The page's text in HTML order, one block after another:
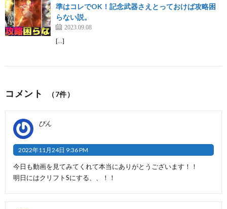
準はコレでOK！記念武器さえとっておけば攻略困
らない説。
2023.09.08
[…]
コメント （7件）
ぴん
2022年11月24日 9:36 PM
今日も動画を見てみてくれて本当にありがとうございます！！
明日にはクリフトSにする、、！！